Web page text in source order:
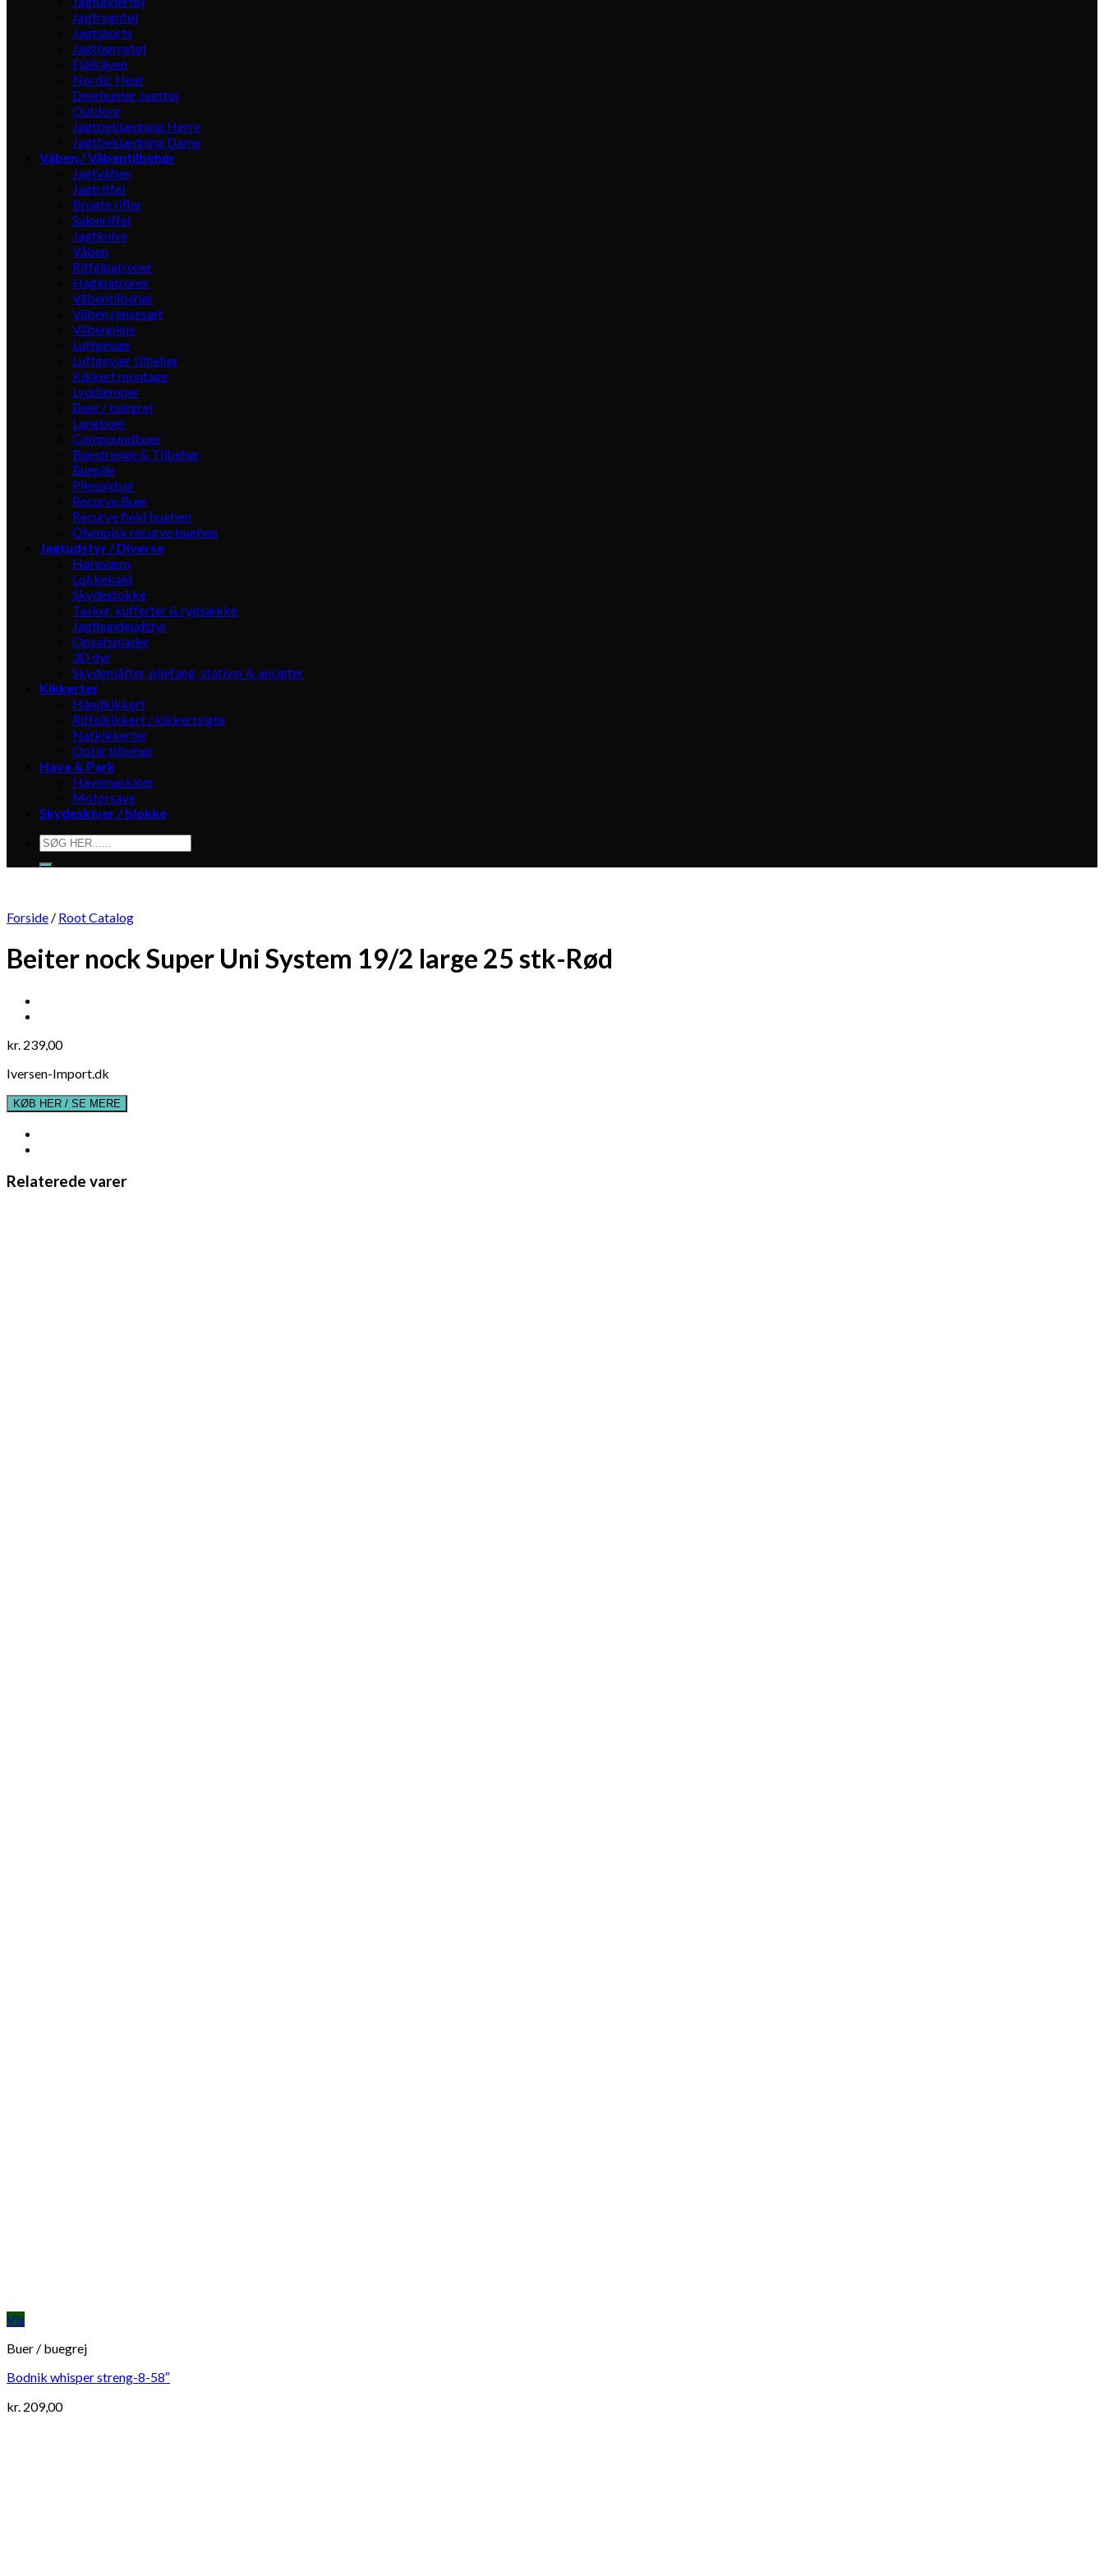
Jagtregntøj
Jagtshorts
Jagtbørnetøj
Fjällräven
Nordic Heat
Deerhunter Jagttøj
Outdoor
Jagtbeklædning Herre
Jagtbeklædning Dame
Våben / Våbentilbehør
Jagtvåben
Jagtriffel
Brugte rifler
Salonriffel
Jagtknive
Våben
Riffelpatroner
Haglpatroner
Våbentilbehør
Våben rensesæt
Våbenpleje
Luftgevær
Luftgevær tilbehør
Kikkert montage
Lyddæmper
Buer / buegrej
Langbuer
Compoundbuer
Buestrenge & Tilbehør
Buepile
Pilespidser
Recurve Buer
Recurve field bueben
Olympisk recurve bueben
Jagtudstyr / Diverse
Høreværn
Lokkekald
Skydestokke
Tasker, kufferter & rygsække
Jagthundeudstyr
Opsatsplader
3D dyr
Skydemåtter, pilefang, stativer & ansigter
Kikkerter
Håndkikkert
Riffelkikkert / kikkertsigte
Natkikkerter
Optik tilbehør
Have & Park
Havemaskiner
Motorsave
Skydeskiver / blokke
Søg
efter:
Forside / Root Catalog
Beiter nock Super Uni System 19/2 large 25 stk-Rød
kr. 239,00
Iversen-Import.dk
KØB HER / SE MERE
Relaterede varer
Vis
Buer / buegrej
Bodnik whisper streng-8-58″
kr. 209,00